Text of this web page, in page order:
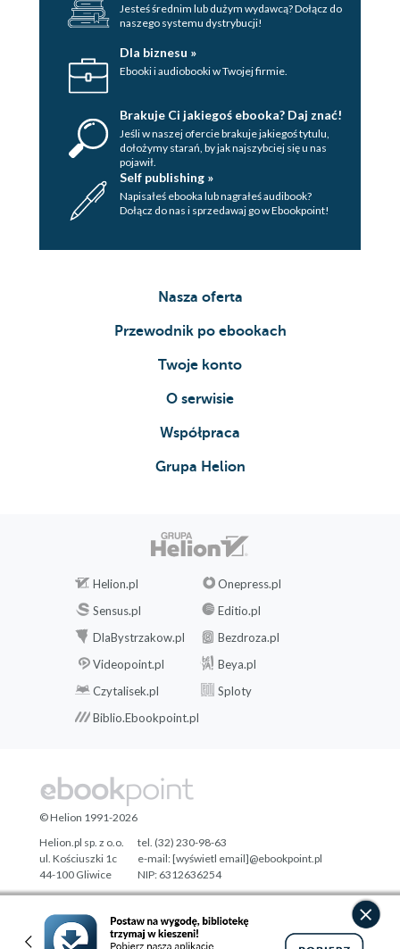
Jesteś średnim lub dużym wydawcą? Dołącz do
naszego systemu dystrybucji!
Dla biznesu »
Ebooki i audiobooki w Twojej firmie.
Brakuje Ci jakiegoś ebooka? Daj znać!
Jeśli w naszej ofercie brakuje jakiegoś tytulu,
dołożymy starań, by jak najszybciej się u nas
pojawił.
Self publishing »
Napisałeś ebooka lub nagrałeś audibook?
Dołącz do nas i sprzedawaj go w Ebookpoint!
Nasza oferta
Przewodnik po ebookach
Twoje konto
O serwisie
Współpraca
Grupa Helion
Helion.pl
Onepress.pl
Sensus.pl
Editio.pl
DlaBystrzakow.pl
Bezdroza.pl
Videopoint.pl
Beya.pl
Czytalisek.pl
Sploty
Biblio.Ebookpoint.pl
Designed with ♥ byTonik.pl
© Helion 1991-2026
Helion.pl sp. z o.o.
ul. Kościuszki 1c
44-100 Gliwice
tel. (32) 230-98-63
e-mail:[wyświetl email]@ebookpoint.pl
NIP: 6312636254
Regon: 241989027